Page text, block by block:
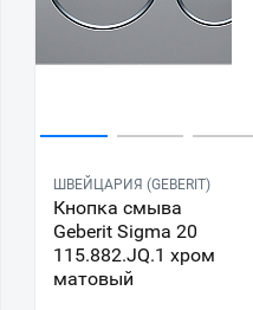
ШВЕЙЦАРИЯ (GEBERIT)
Кнопка смыва
Geberit Sigma 20
115.882.JQ.1 хром
матовый